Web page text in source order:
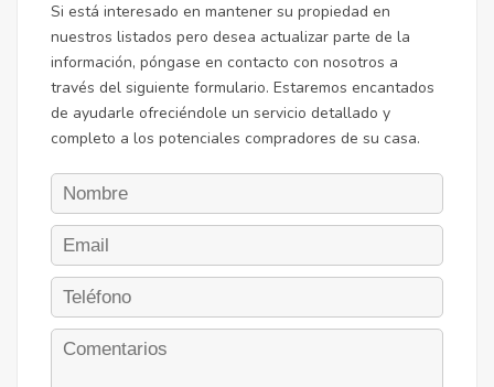
Si está interesado en mantener su propiedad en
nuestros listados pero desea actualizar parte de la
información, póngase en contacto con nosotros a
través del siguiente formulario. Estaremos encantados
de ayudarle ofreciéndole un servicio detallado y
completo a los potenciales compradores de su casa.